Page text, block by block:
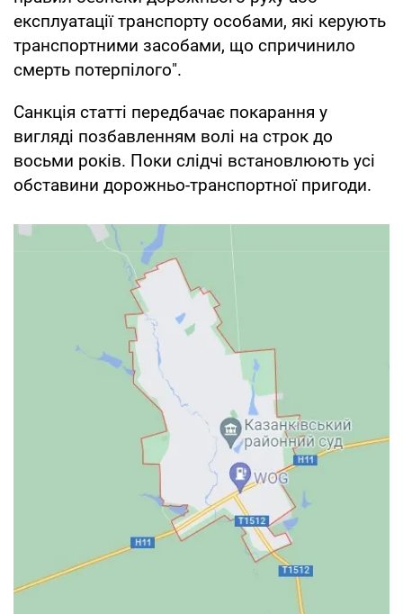
експлуатації транспорту особами, які керують
транспортними засобами, що спричинило
смерть потерпілого".
Санкція статті передбачає покарання у
вигляді позбавленням волі на строк до
восьми років. Поки слідчі встановлюють усі
обставини дорожньо-транспортної пригоди.